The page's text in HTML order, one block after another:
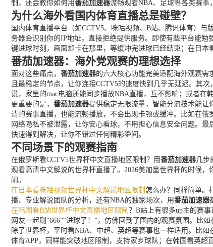
制，还会教你如何用番茄加速器流畅观看NBA、足球等各类赛事
为什么海外看国内体育直播总是碰壁？
国内体育直播平台（如CCTV5、咪咕视频、B站、腾讯体育）
务器会识别你的IP地址，直接拒绝提供服务。即使有些平台能
键进球时刻，画面却卡在那里，等缓冲完进球已经结束；在日
番茄加速器：海外党观赛的理想选择
面对这些痛点， 番茄加速器的六大核心功能完美适配海外观赛
且最稳定的节点，让你连接CCTV5的速度快到几乎无延迟。其
说，家里的mac电脑还能同步播放NBA直播，互不影响；或者在
更重要的是， 番茄加速器提供稳定无限流量，智能分流技术能
清的赛事直播，也能流畅播放，不会出现卡顿或缓冲。比如在
网络隐私不被泄露，让你安心看球，不用担心信息安全问题。最
快速得到解决，让你不错过任何精彩瞬间。
不同场景下的观赛指南
在俄罗斯看CCTV5世界杯中文直播地区限制？用番茄加速器几步
观看高清中文解说的世界杯直播了。2026美加墨世界杯的时候
闹。
在日本看咪咕视频世界杯中文解说地区限制 怎么办？同样简单。
播、专业解说团队的分析，还有NBA的独家场次，用番茄加速器
在韩国看B站世界杯中文直播地区限制 ？B站上有很多up主的赛
网友一起刷“666”“进球了！”，仿佛回到了国内的观赛氛围。比
除了世界杯，平时看NBA、中超、英超等赛事也一样适用。比
体育APP，同样能突破地区限制，支持家乡球队；在韩国看英超